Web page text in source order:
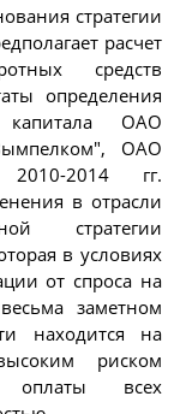
стратегии
расчет
средств
определения
капитала ОАО
ОАО
2014 гг.
в отрасли
стратегии
в условиях
от спроса на
заметном
находится на
риском
оплаты всех